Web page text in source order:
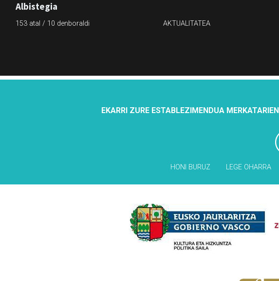
Albistegia
153 atal / 10 denboraldi AKTUALITATEA
EKARRI ZURE ESTABLEZIMENDUA
HONI BURUZ LEGE OHARRA